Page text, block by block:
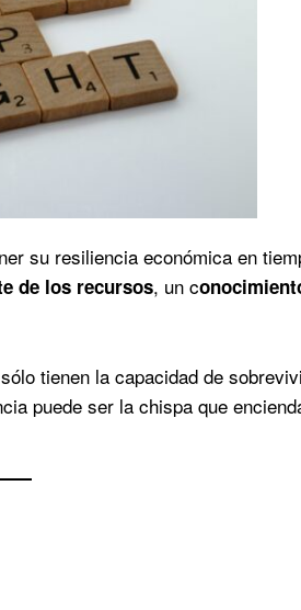
su resiliencia económica en
de los recursos, un c
tienen la capacidad de
puede ser la chispa que